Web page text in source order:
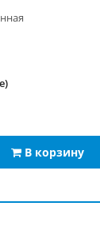
В корзину